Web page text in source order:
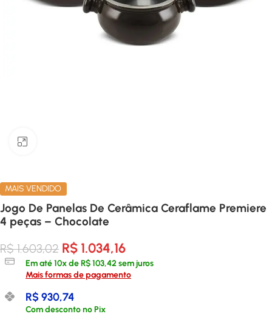
MAIS VENDIDO
Jogo De Panelas De Cerâmica Ceraflame Premiere
4 peças – Chocolate
R$1.603,02 R$ 1.034,16
Em até10x deR$103,42sem juros
Mais formas de pagamento
R$930,74
Com desconto no Pix